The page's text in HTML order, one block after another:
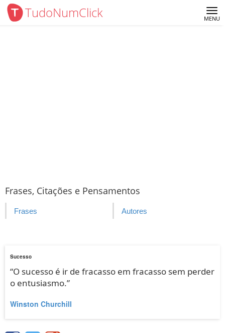
TudoNumClick MENU
Frases, Citações e Pensamentos
Frases Autores
Sucesso
“O sucesso é ir de fracasso em fracasso sem perder
o entusiasmo.”
Winston Churchill